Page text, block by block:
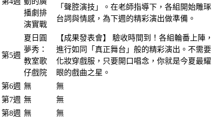
播劇排
演實戰
「聲腔演技」。在老師指導下，各組開始雕琢
台詞與情感，為下週的精彩演出做準備。
第5週
夏日圓
夢秀：
教室歌
仔戲院
【成果發表會】 驗收時間到！各組輪番上陣，
進行如同「真正舞台」般的精彩演出。不需要
化妝穿戲服，只要開口唱念，你就是今夏最耀
眼的戲曲之星。
第6週 無
無
第7週 無
無
第8週 無
無